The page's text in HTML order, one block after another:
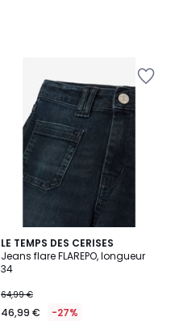
LE TEMPS DES CERISES
Jeans flare FLAREPO, longueur
34
64,99 €
46,99 € -27%